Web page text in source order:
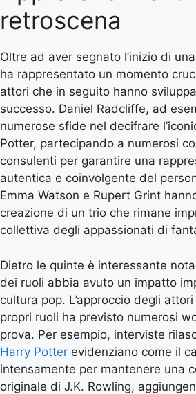
retroscena
Oltre ad aver segnato l’inizio di
ha rappresentato un momento
attori che in seguito hanno
successo. Daniel Radcliffe, ad
numerose sfide nel decifrare
Potter, partecipando a numerosi
consulenti per garantire una
autentica e coinvolgente del
Emma Watson e Rupert Grint
creazione di un trio che rimane
collettiva degli appassionati di
Dietro le quinte è interessante
dei ruoli abbia avuto un impatto
cultura pop. L’approccio degli
propri ruoli ha previsto numerosi
prova. Per esempio, interviste
Harry Potter evidenziano come il
intensamente per mantenere una
originale di J.K. Rowling,